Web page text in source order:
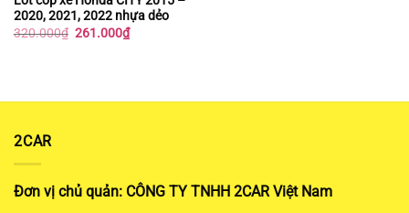
2020, 2021, 2022 nhựa dẻo
320.000₫ Giá
261.000₫Giá
hiện
2CAR
Đơn vị chủ quản: CÔNG TY TNHH 2CAR Việt Nam